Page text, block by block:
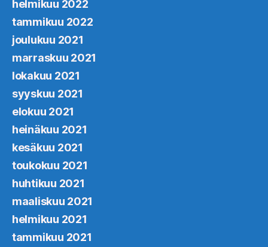
helmikuu 2022
tammikuu 2022
joulukuu 2021
marraskuu 2021
lokakuu 2021
syyskuu 2021
elokuu 2021
heinäkuu 2021
kesäkuu 2021
toukokuu 2021
huhtikuu 2021
maaliskuu 2021
helmikuu 2021
tammikuu 2021